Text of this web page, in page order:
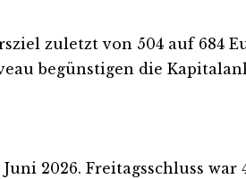
zuletzt von 504 auf
begünstigen die
2026. Freitagsschluss